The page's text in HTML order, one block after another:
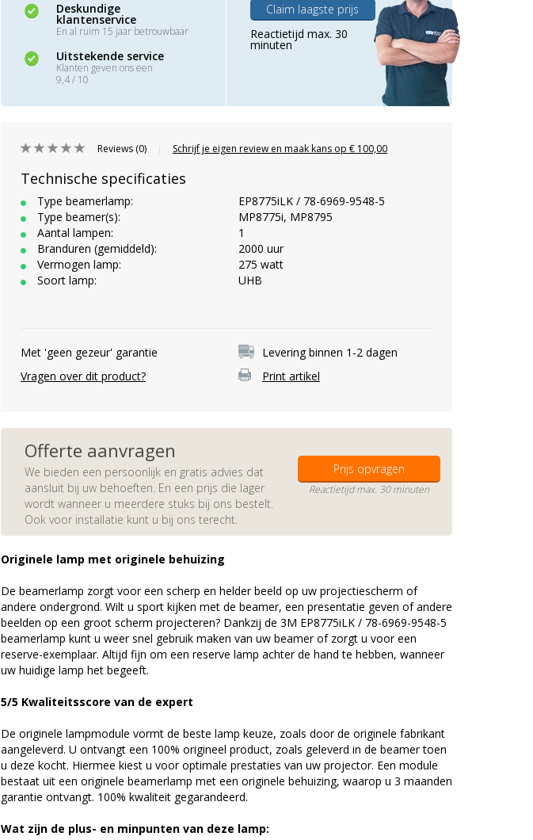
Deskundige
klantenservice
En al ruim 15 jaar betrouwbaar
Uitstekende service
Klanten geven ons een
9,4 / 10
Claim laagste prijs
Reactietijd max. 30
minuten
Reviews (0) Schrijf je eigen review en maak kans op € 100,00
Technische specificaties
Type beamerlamp:
EP8775iLK / 78-6969-9548-5
Type beamer(s):
MP8775i, MP8795
Aantal lampen:
1
Branduren (gemiddeld):
2000 uur
Vermogen lamp:
275 watt
Soort lamp:
UHB
Met 'geen gezeur' garantie
Levering binnen 1-2 dagen
Vragen over dit product?
Print artikel
Offerte aanvragen
We bieden een persoonlijk en gratis advies dat
aansluit bij uw behoeften. En een prijs die lager
wordt wanneer u meerdere stuks bij ons bestelt.
Ook voor installatie kunt u bij ons terecht.
Prijs opvragen
Reactietijd max. 30 minuten
Originele lamp met originele behuizing
De beamerlamp zorgt voor een scherp en helder beeld op uw projectiescherm of
andere ondergrond. Wilt u sport kijken met de beamer, een presentatie geven of andere
beelden op een groot scherm projecteren? Dankzij de 3M EP8775iLK / 78-6969-9548-5
beamerlamp kunt u weer snel gebruik maken van uw beamer of zorgt u voor een
reserve-exemplaar. Altijd fijn om een reserve lamp achter de hand te hebben, wanneer
uw huidige lamp het begeeft.
5/5 Kwaliteitsscore van de expert
De originele lampmodule vormt de beste lamp keuze, zoals door de originele fabrikant
aangeleverd. U ontvangt een 100% origineel product, zoals geleverd in de beamer toen
u deze kocht. Hiermee kiest u voor optimale prestaties van uw projector. Een module
bestaat uit een originele beamerlamp met een originele behuizing, waarop u 3 maanden
garantie ontvangt. 100% kwaliteit gegarandeerd.
Wat zijn de plus- en minpunten van deze lamp: